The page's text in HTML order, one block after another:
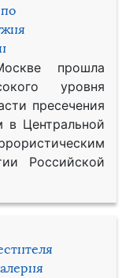
прошла
уровня
пресечения
в Центральной
Российской